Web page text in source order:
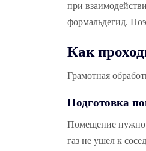
при
формальдегид.
Как
Грамотная
Подготовка
Помещение нужно
газ не ушел к